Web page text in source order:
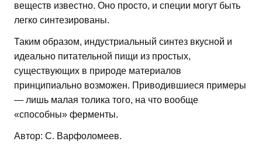
веществ известно. Оно просто, и специи могут быть
легко синтезированы.
Таким образом, индустриальный синтез вкусной и
идеально питательной пищи из простых,
существующих в природе материалов
принципиально возможен. Приводившиеся примеры
— лишь малая толика того, на что вообще
«способны» ферменты.
Автор: С. Варфоломеев.